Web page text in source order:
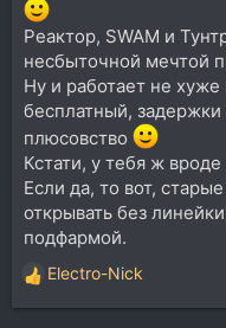
Реактор, SWAM и
несбыточной мечтой
Ну и работает не
бесплатный,
плюсовство
Кстати, у тебя ж
Если да, то вот,
открывать без
подфармой.
Р
е
Electro-Nick